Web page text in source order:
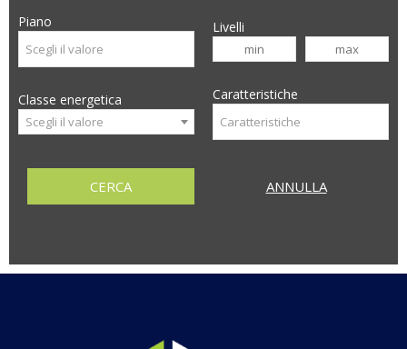
Piano Livelli
Classe energetica
Scegli il valore
Caratteristiche